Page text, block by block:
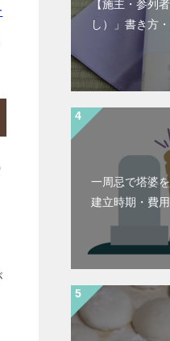
【施主・参列
し）」書き方
一周忌で塔婆
建立時期・費